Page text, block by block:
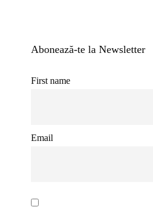
Abonează-te la Newsletter
First name
Email